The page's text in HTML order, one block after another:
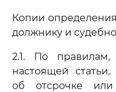
Копии
должнику и
2.1. По правилам,
настоящей
об отсрочке